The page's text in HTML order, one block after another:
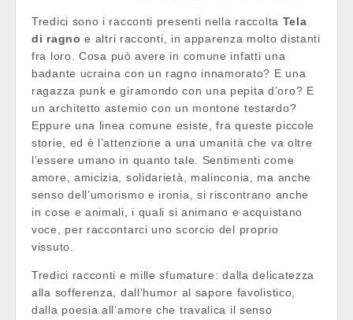
Tredici sono i racconti presenti nella raccolta Tela
di ragno e altri racconti, in apparenza molto distanti
fra loro. Cosa può avere in comune infatti una
badante ucraina con un ragno innamorato? E una
ragazza punk e giramondo con una pepita d’oro? E
un architetto astemio con un montone testardo?
Eppure una linea comune esiste, fra queste piccole
storie, ed è l’attenzione a una umanità che va oltre
l’essere umano in quanto tale. Sentimenti come
amore, amicizia, solidarietà, malinconia, ma anche
senso dell’umorismo e ironia, si riscontrano anche
in cose e animali, i quali si animano e acquistano
voce, per raccontarci uno scorcio del proprio
vissuto.
Tredici racconti e mille sfumature: dalla delicatezza
alla sofferenza, dall’humor al sapore favolistico,
dalla poesia all’amore che travalica il senso